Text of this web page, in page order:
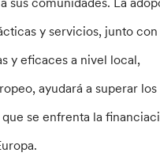
y servicios, junto con
y eficaces a nivel local,
ayudará a superar los
que se enfrenta la